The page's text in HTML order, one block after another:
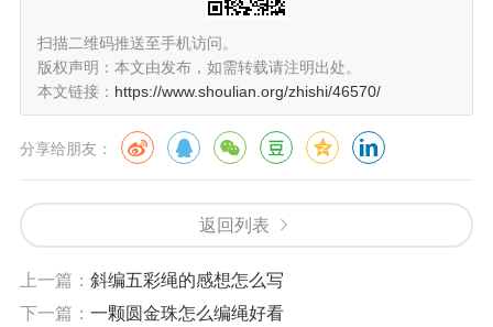
扫描二维码推送至手机访问。
版权声明：本文由发布，如需转载请注明出处。
本文链接： https://www.shoulian.org/zhishi/46570/
分享给朋友：
返回列表
上一篇： 斜编五彩绳的感想怎么写
下一篇： 一颗圆金珠怎么编绳好看